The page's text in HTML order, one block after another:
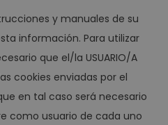
y manuales de su
información. Para utilizar
que el/la USUARIO/A
cookies enviadas por el
en tal caso será necesario
como usuario de cada uno